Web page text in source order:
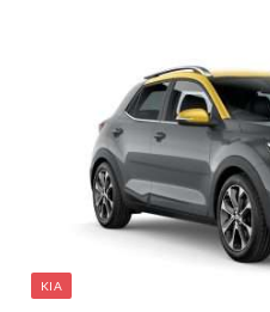
KIA